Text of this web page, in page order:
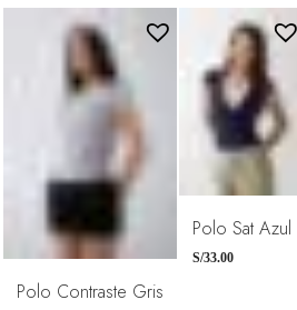
Polo Contraste Gris
Polo Sat Azul
S/33.00
TALLAS
XS